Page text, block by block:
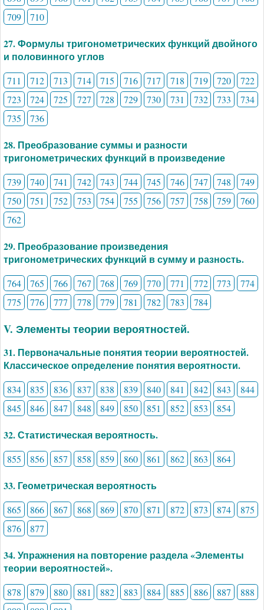
709
710
27. Формулы тригонометрических функций двойного
и половинного углов
711 712 713 714 715 716 717 718 719 720
722
723
724 725 727 728 729 730 731 732 733
734
735
736
28. Преобразование суммы и разности
тригонометрических функций в произведение
739 740 741 742 743 744 745 746 747 748
749
750
751 752 753 754 755 756 757 758 759
760
762
29. Преобразование произведения
тригонометрических функций в сумму и разность.
764 765 766 767 768 769 770 771 772 773
774
775
776 777 778 779 781 782 783 784
V. Элементы теории вероятностей.
31. Первоначальные понятия теории вероятностей.
Классическое определение понятия вероятности.
834 835 836 837 838 839 840 841 842 843
844
845
846 847 848 849 850 851 852 853 854
32. Статистическая вероятность.
855 856 857 858 859 860 861 862 863 864
33. Геометрическая вероятность
865 866 867 868 869 870 871 872 873 874
875
876
877
34. Упражнения на повторение раздела «Элементы
теории вероятностей».
878 879 880 881 882 883 884 885 886 887
888